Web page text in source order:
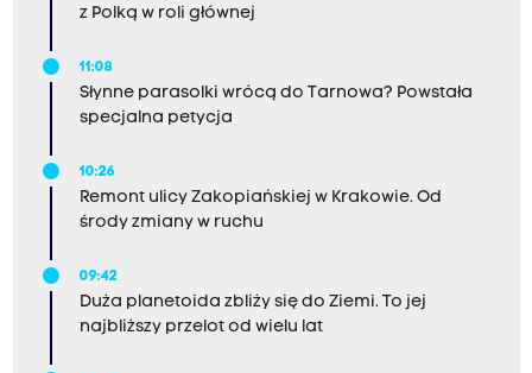
z Polką w roli głównej
11:08
Słynne parasolki wrócą do Tarnowa? Powstała
specjalna petycja
10:26
Remont ulicy Zakopiańskiej w Krakowie. Od
środy zmiany w ruchu
09:42
Duża planetoida zbliży się do Ziemi. To jej
najbliższy przelot od wielu lat